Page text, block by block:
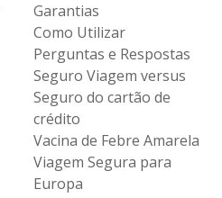
Garantias
Como Utilizar
Perguntas e Respostas
Seguro Viagem versus
Seguro do cartão de
crédito
Vacina de Febre Amarela
Viagem Segura para
Europa